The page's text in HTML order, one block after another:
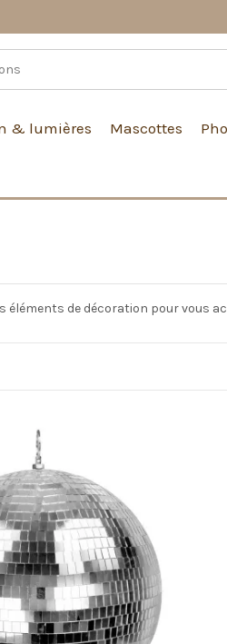
& lumières Mascottes
de décoration pour vous